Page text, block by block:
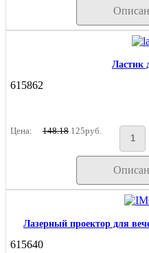
Ластик
615862
Цена: 148.18 125руб.
Лазерный проектор для
615640